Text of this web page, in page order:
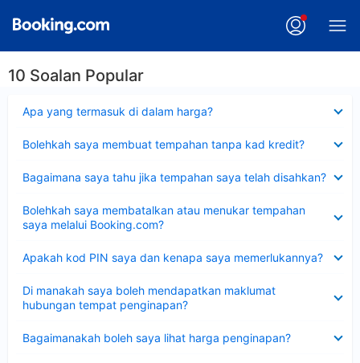
10 Soalan Popular
Apa yang termasuk di dalam harga?
Bolehkah saya membuat tempahan tanpa kad kredit?
Bagaimana saya tahu jika tempahan saya telah disahkan?
Bolehkah saya membatalkan atau menukar tempahan
saya melalui Booking.com?
Apakah kod PIN saya dan kenapa saya memerlukannya?
Di manakah saya boleh mendapatkan maklumat
hubungan tempat penginapan?
Bagaimanakah boleh saya lihat harga penginapan?